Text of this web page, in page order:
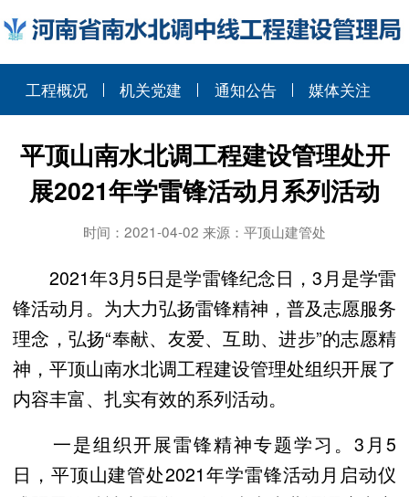
工程概况 机关党建 通知公告 媒体关注
平顶山南水北调工程建设管理处开
展2021年学雷锋活动月系列活动
时间：2021-04-02 来源：平顶山建管处
2021年3月5日是学雷锋纪念日，3月是学雷
锋活动月。为大力弘扬雷锋精神，普及志愿服务
理念，弘扬“奉献、友爱、互助、进步”的志愿精
神，平顶山南水北调工程建设管理处组织开展了
内容丰富、扎实有效的系列活动。
一是组织开展雷锋精神专题学习。3月5
日，平顶山建管处2021年学雷锋活动月启动仪